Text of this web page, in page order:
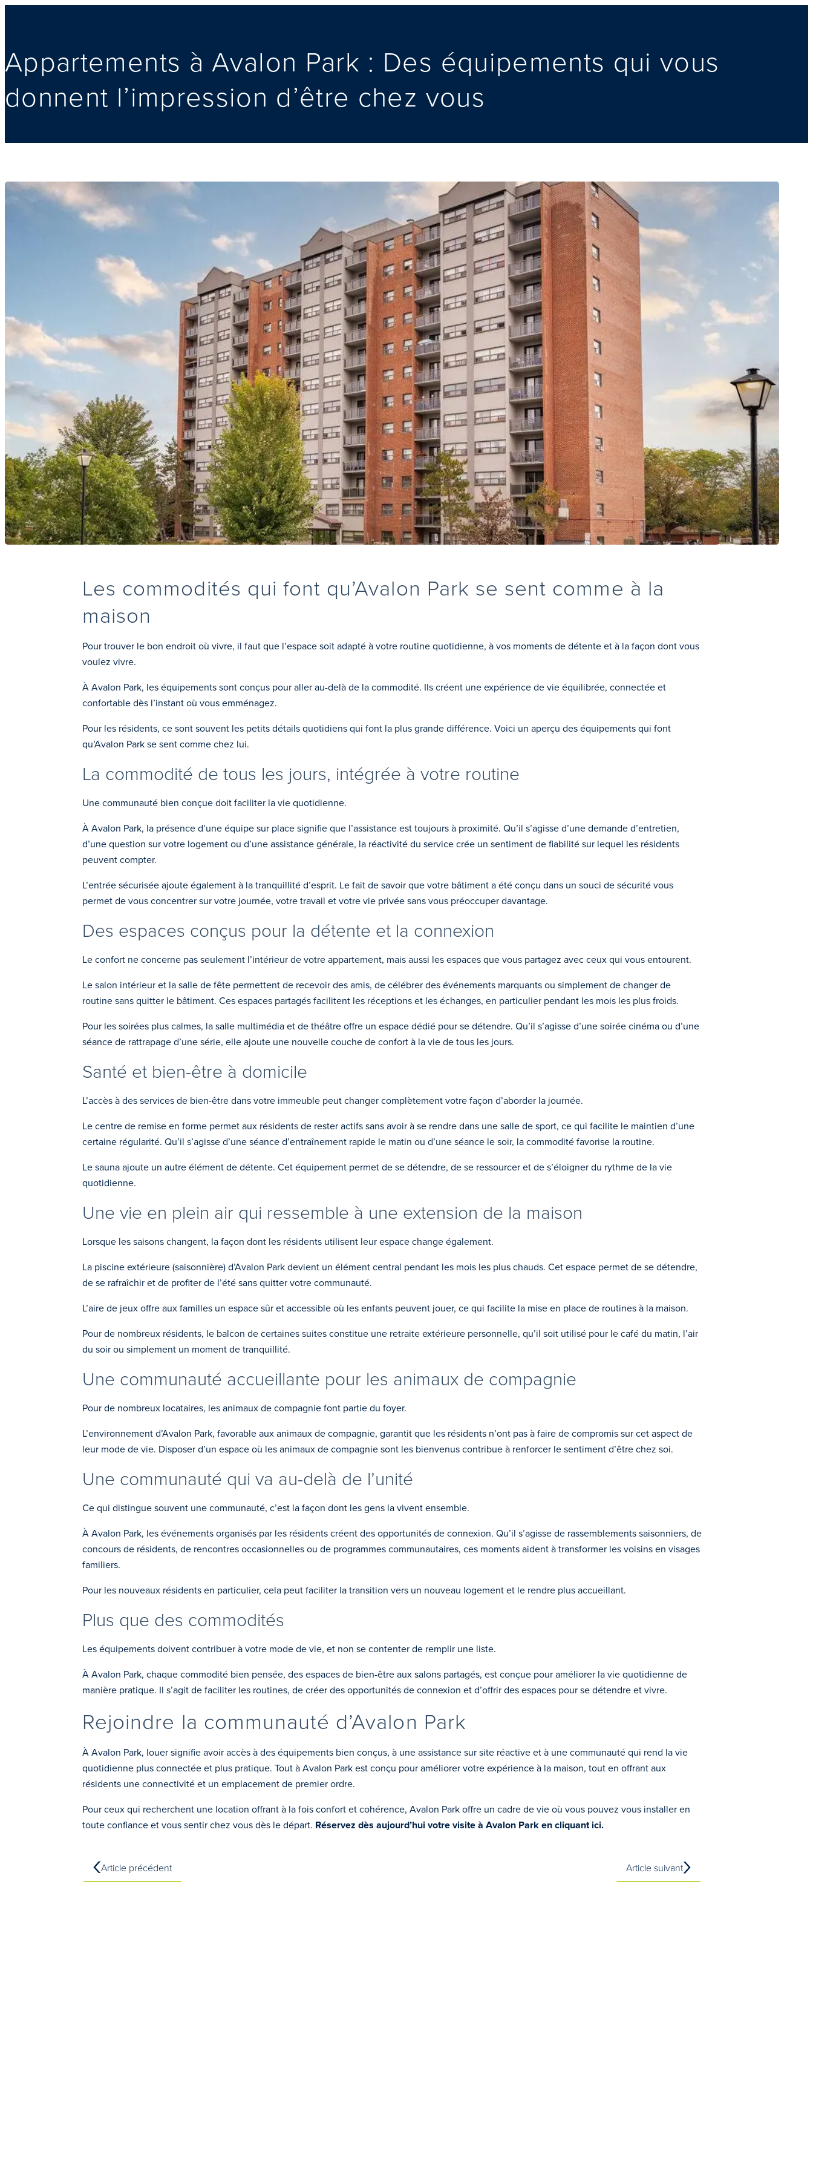
Appartements à Avalon Park : Des équipements qui vous
donnent l’impression d’être chez vous
Les commodités qui font qu’Avalon Park se sent comme à la
maison
Pour trouver le bon endroit où vivre, il faut que l’espace soit adapté à votre routine quotidienne, à vos moments de détente et à la façon dont vous
voulez vivre.
À Avalon Park, les équipements sont conçus pour aller au-delà de la commodité. Ils créent une expérience de vie équilibrée, connectée et
confortable dès l’instant où vous emménagez.
Pour les résidents, ce sont souvent les petits détails quotidiens qui font la plus grande différence. Voici un aperçu des équipements qui font
qu’Avalon Park se sent comme chez lui.
La commodité de tous les jours, intégrée à votre routine
Une communauté bien conçue doit faciliter la vie quotidienne.
À Avalon Park, la présence d’une équipe sur place signifie que l’assistance est toujours à proximité. Qu’il s’agisse d’une demande d’entretien,
d’une question sur votre logement ou d’une assistance générale, la réactivité du service crée un sentiment de fiabilité sur lequel les résidents
peuvent compter.
L’entrée sécurisée ajoute également à la tranquillité d’esprit. Le fait de savoir que votre bâtiment a été conçu dans un souci de sécurité vous
permet de vous concentrer sur votre journée, votre travail et votre vie privée sans vous préoccuper davantage.
Des espaces conçus pour la détente et la connexion
Le confort ne concerne pas seulement l’intérieur de votre appartement, mais aussi les espaces que vous partagez avec ceux qui vous entourent.
Le salon intérieur et la salle de fête permettent de recevoir des amis, de célébrer des événements marquants ou simplement de changer de
routine sans quitter le bâtiment. Ces espaces partagés facilitent les réceptions et les échanges, en particulier pendant les mois les plus froids.
Pour les soirées plus calmes, la salle multimédia et de théâtre offre un espace dédié pour se détendre. Qu’il s’agisse d’une soirée cinéma ou d’une
séance de rattrapage d’une série, elle ajoute une nouvelle couche de confort à la vie de tous les jours.
Santé et bien-être à domicile
L’accès à des services de bien-être dans votre immeuble peut changer complètement votre façon d’aborder la journée.
Le centre de remise en forme permet aux résidents de rester actifs sans avoir à se rendre dans une salle de sport, ce qui facilite le maintien d’une
certaine régularité. Qu’il s’agisse d’une séance d’entraînement rapide le matin ou d’une séance le soir, la commodité favorise la routine.
Le sauna ajoute un autre élément de détente. Cet équipement permet de se détendre, de se ressourcer et de s’éloigner du rythme de la vie
quotidienne.
Une vie en plein air qui ressemble à une extension de la maison
Lorsque les saisons changent, la façon dont les résidents utilisent leur espace change également.
La piscine extérieure (saisonnière) d’Avalon Park devient un élément central pendant les mois les plus chauds. Cet espace permet de se détendre,
de se rafraîchir et de profiter de l’été sans quitter votre communauté.
L’aire de jeux offre aux familles un espace sûr et accessible où les enfants peuvent jouer, ce qui facilite la mise en place de routines à la maison.
Pour de nombreux résidents, le balcon de certaines suites constitue une retraite extérieure personnelle, qu’il soit utilisé pour le café du matin, l’air
du soir ou simplement un moment de tranquillité.
Une communauté accueillante pour les animaux de compagnie
Pour de nombreux locataires, les animaux de compagnie font partie du foyer.
L’environnement d’Avalon Park, favorable aux animaux de compagnie, garantit que les résidents n’ont pas à faire de compromis sur cet aspect de
leur mode de vie. Disposer d’un espace où les animaux de compagnie sont les bienvenus contribue à renforcer le sentiment d’être chez soi.
Une communauté qui va au-delà de l’unité
Ce qui distingue souvent une communauté, c’est la façon dont les gens la vivent ensemble.
À Avalon Park, les événements organisés par les résidents créent des opportunités de connexion. Qu’il s’agisse de rassemblements saisonniers, de
concours de résidents, de rencontres occasionnelles ou de programmes communautaires, ces moments aident à transformer les voisins en visages
familiers.
Pour les nouveaux résidents en particulier, cela peut faciliter la transition vers un nouveau logement et le rendre plus accueillant.
Plus que des commodités
Les équipements doivent contribuer à votre mode de vie, et non se contenter de remplir une liste.
À Avalon Park, chaque commodité bien pensée, des espaces de bien-être aux salons partagés, est conçue pour améliorer la vie quotidienne de
manière pratique. Il s’agit de faciliter les routines, de créer des opportunités de connexion et d’offrir des espaces pour se détendre et vivre.
Rejoindre la communauté d’Avalon Park
À Avalon Park, louer signifie avoir accès à des équipements bien conçus, à une assistance sur site réactive et à une communauté qui rend la vie
quotidienne plus connectée et plus pratique. Tout à Avalon Park est conçu pour améliorer votre expérience à la maison, tout en offrant aux
résidents une connectivité et un emplacement de premier ordre.
Pour ceux qui recherchent une location offrant à la fois confort et cohérence, Avalon Park offre un cadre de vie où vous pouvez vous installer en
toute confiance et vous sentir chez vous dès le départ. Réservez dès aujourd’hui votre visite à Avalon Park en cliquant ici.
Article précédent Article suivant